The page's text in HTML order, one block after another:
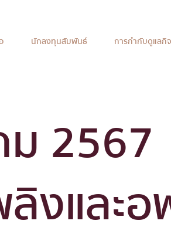
นักลงทุนสัมพันธ์ การกำกับดูแลกิ
2567
งและ